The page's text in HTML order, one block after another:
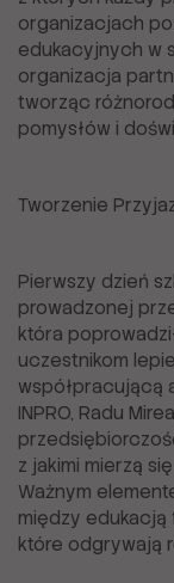
organizacjach
edukacyjnych w
organizacja
tworząc
pomysłów i
Tworzenie
Pierwszy dzień
prowadzonej
która
uczestnikom
współpracującą
INPRO, Radu
z jakimi mierzą
Ważnym
między edukacją
które odgrywają